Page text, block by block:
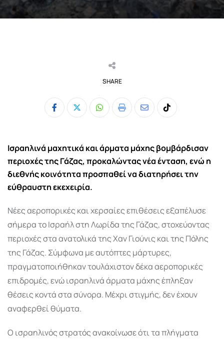
SHARE
Whatsapp
Print
ShareTiktok
Ισραηλινά μαχητικά και άρματα μάχης βομβάρδισαν
περιοχές της Γάζας, προκαλώντας νέα ένταση, ενώ η
διεθνής κοινότητα προσπαθεί να διατηρήσει την
εύθραυστη εκεχειρία.
Νέες αεροπορικές και χερσαίες επιθέσεις εξαπέλυσε
σήμερα το Ισραήλ στη Λωρίδα της Γάζας, στοχεύοντας
περιοχές στα ανατολικά της Χαν Γιούνις και της Πόλης
της Γάζας. Σύμφωνα με αυτόπτες μάρτυρες,
πραγματοποιήθηκαν τουλάχιστον δέκα αεροπορικές
επιδρομές, ενώ ισραηλινά άρματα μάχης έπληξαν
θέσεις κοντά στα σύνορα. Μέχρι στιγμής, δεν έχουν
αναφερθεί θύματα.
Ο ισραηλινός στρατός ανακοίνωσε ότι τα πλήγματα